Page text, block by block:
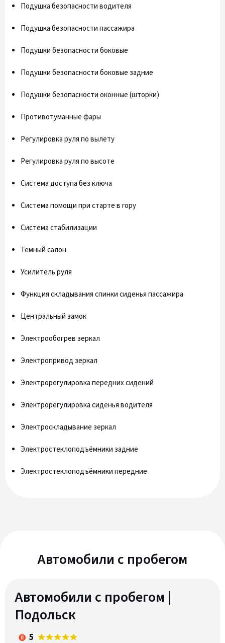
Подушка безопасности водителя
Подушка безопасности пассажира
Подушки безопасности боковые
Подушки безопасности боковые задние
Подушки безопасности оконные (шторки)
Противотуманные фары
Регулировка руля по вылету
Регулировка руля по высоте
Система доступа без ключа
Система помощи при старте в гору
Система стабилизации
Тёмный салон
Усилитель руля
Функция складывания спинки сиденья пассажира
Центральный замок
Электрообогрев зеркал
Электропривод зеркал
Электрорегулировка передних сидений
Электрорегулировка сиденья водителя
Электроскладывание зеркал
Электростеклоподъёмники задние
Электростеклоподъёмники передние
Автомобили c пробегом
Автомобили с пробегом |
Подольск
5